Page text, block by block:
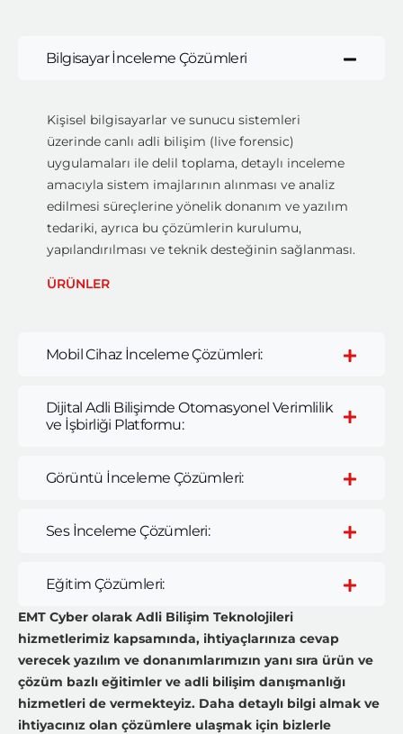
Bilgisayar İnceleme Çözümleri
Kişisel bilgisayarlar ve sunucu sistemleri
üzerinde canlı adli bilişim (live forensic)
uygulamaları ile delil toplama, detaylı inceleme
amacıyla sistem imajlarının alınması ve analiz
edilmesi süreçlerine yönelik donanım ve yazılım
tedariki, ayrıca bu çözümlerin kurulumu,
yapılandırılması ve teknik desteğinin sağlanması.
ÜRÜNLER
Mobil Cihaz İnceleme Çözümleri:
Dijital Adli Bilişimde Otomasyonel Verimlilik
ve İşbirliği Platformu:
Görüntü İnceleme Çözümleri:
Ses İnceleme Çözümleri:
Eğitim Çözümleri:
EMT Cyber olarak Adli Bilişim Teknolojileri
hizmetlerimiz kapsamında, ihtiyaçlarınıza cevap
verecek yazılım ve donanımlarımızın yanı sıra ürün ve
çözüm bazlı eğitimler ve adli bilişim danışmanlığı
hizmetleri de vermekteyiz. Daha detaylı bilgi almak ve
ihtiyacınız olan çözümlere ulaşmak için bizlerle